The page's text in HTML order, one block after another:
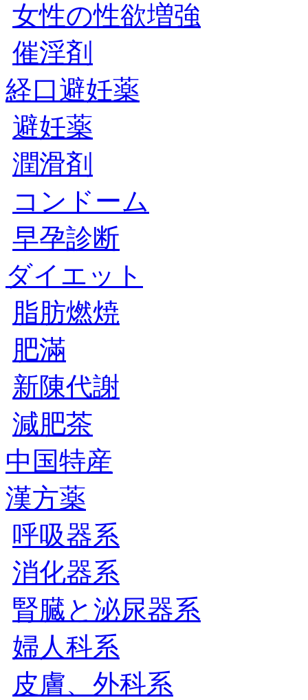
女性の性欲増強
催淫剤
経口避妊薬
避妊薬
潤滑剤
コンドーム
早孕診断
ダイエット
脂肪燃焼
肥滿
新陳代謝
減肥茶
中国特産
漢方薬
呼吸器系
消化器系
腎臓と泌尿器系
婦人科系
皮膚、外科系